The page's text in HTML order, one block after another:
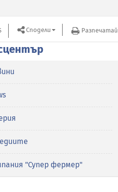
Сподели Разпечатай
"Супер фермер"